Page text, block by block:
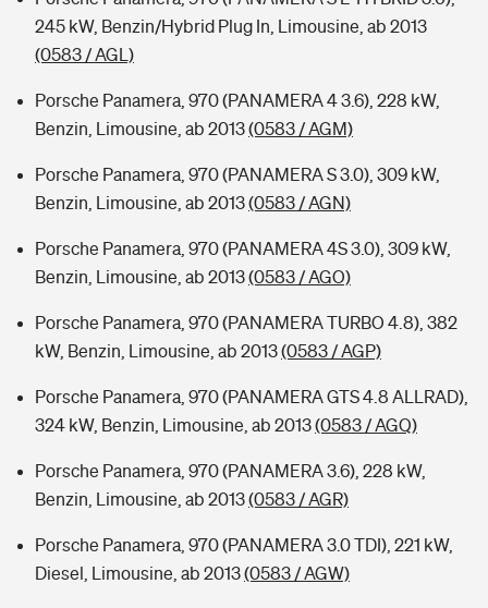
245 kW, Benzin/Hybrid Plug In, Limousine, ab 2013
(0583 / AGL)
Porsche Panamera, 970 (PANAMERA 4 3.6), 228 kW,
Benzin, Limousine, ab 2013(0583 / AGM)
Porsche Panamera, 970 (PANAMERA S 3.0), 309 kW,
Benzin, Limousine, ab 2013(0583 / AGN)
Porsche Panamera, 970 (PANAMERA 4S 3.0), 309 kW,
Benzin, Limousine, ab 2013(0583 / AGO)
Porsche Panamera, 970 (PANAMERA TURBO 4.8), 382
kW, Benzin, Limousine, ab 2013(0583 / AGP)
Porsche Panamera, 970 (PANAMERA GTS 4.8 ALLRAD),
324 kW, Benzin, Limousine, ab 2013(0583 / AGQ)
Porsche Panamera, 970 (PANAMERA 3.6), 228 kW,
Benzin, Limousine, ab 2013(0583 / AGR)
Porsche Panamera, 970 (PANAMERA 3.0 TDI), 221 kW,
Diesel, Limousine, ab 2013(0583 / AGW)